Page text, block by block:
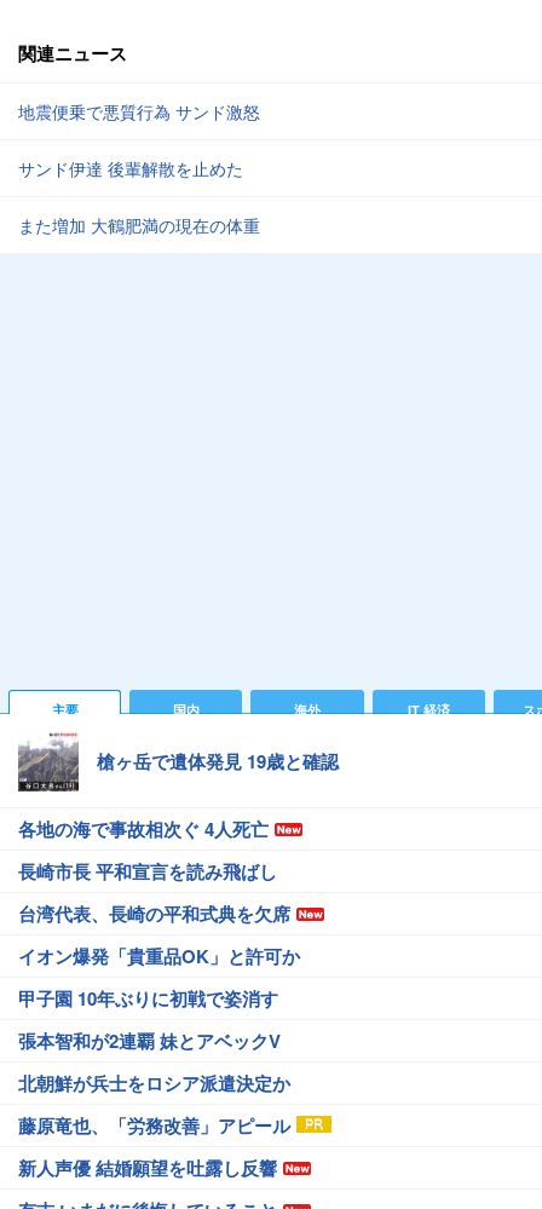
関連ニュース
地震便乗で悪質行為 サンド激怒
サンド伊達 後輩解散を止めた
また増加 大鶴肥満の現在の体重
主要 国内 海外 IT 経済 ス
槍ヶ岳で遺体発見 19歳と確認
各地の海で事故相次ぐ 4人死亡
長崎市長 平和宣言を読み飛ばし
台湾代表、長崎の平和式典を欠席
イオン爆発「貴重品OK」と許可か
甲子園 10年ぶりに初戦で姿消す
張本智和が2連覇 妹とアベックV
北朝鮮が兵士をロシア派遣決定か
藤原竜也、「労務改善」アピール
新人声優 結婚願望を吐露し反響